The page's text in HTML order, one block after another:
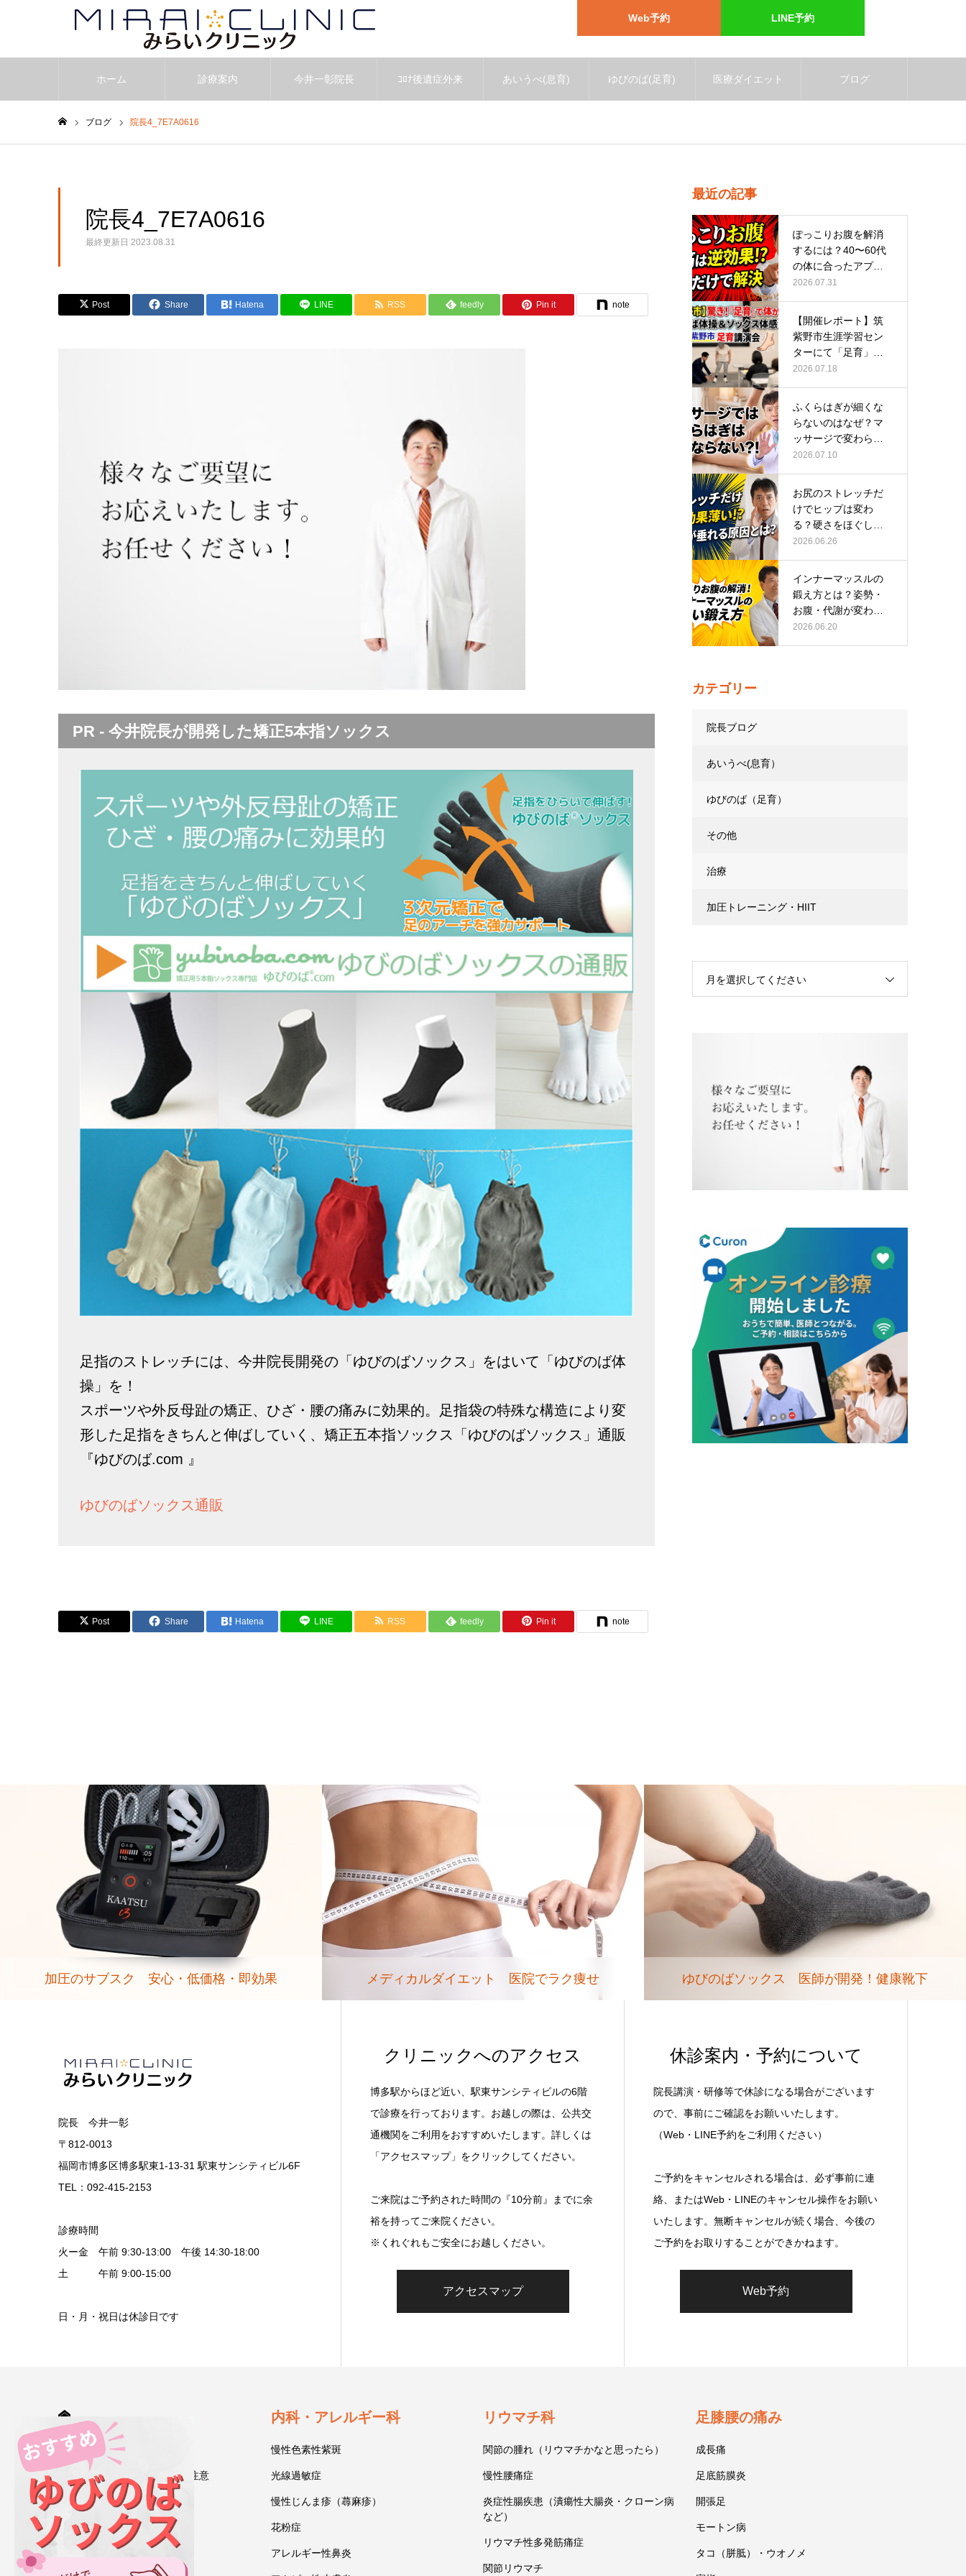
Web予約 LINE予約
ホーム 診療案内 今井一彰院長 ｺﾛﾅ後遺症外来 あいうべ(息育) ゆびのば(足育) 医療ダイエット ブログ
ブログ 院長4_7E7A0616
院長4_7E7A0616
最終更新日 2023.08.31
Post Share Hatena LINE RSS feedly Pin it note
PR - 今井院長が開発した矯正5本指ソックス
足指のストレッチには、今井院長開発の「ゆびのばソックス」をはいて「ゆびのば体
操」を！
スポーツや外反母趾の矯正、ひざ・腰の痛みに効果的。足指袋の特殊な構造により変
形した足指をきちんと伸ばしていく、矯正五本指ソックス「ゆびのばソックス」通販
『ゆびのば.com 』
ゆびのばソックス通販
Post Share Hatena LINE RSS feedly Pin it note
最近の記事
ぽっこりお腹を解消
するには？40〜60代
の体に合ったアプロ
ーチ
2026.07.31
【開催レポート】筑
紫野市生涯学習セン
ターにて「足育」講
演会に登壇し…
2026.07.18
ふくらはぎが細くな
らないのはなぜ？マ
ッサージで変わらな
い根本原因
2026.07.10
お尻のストレッチだ
けでヒップは変わ
る？硬さをほぐして
整える正しい方…
2026.06.26
インナーマッスルの
鍛え方とは？姿勢・
お腹・代謝が変わる
トレーニング…
2026.06.20
カテゴリー
院長ブログ
あいうべ(息育）
ゆびのば（足育）
その他
治療
加圧トレーニング・HIIT
月を選択してください
加圧のサブスク 安心・低価格・即効果 メディカルダイエット 医院でラク痩せ ゆびのばソックス 医師が開発！健康靴下
院長 今井一彰
〒812-0013
福岡市博多区博多駅東1-13-31 駅東サンシティビル6F
TEL：092-415-2153
診療時間
火ー金 午前 9:30-13:00 午後 14:30-18:00
土 午前 9:00-15:00
日・月・祝日は休診日です
クリニックへのアクセス
博多駅からほど近い、駅東サンシティビルの6階
で診療を行っております。お越しの際は、公共交
通機関をご利用をおすすめいたします。詳しくは
「アクセスマップ」をクリックしてください。
ご来院はご予約された時間の『10分前』までに余
裕を持ってご来院ください。
※くれぐれもご安全にお越しください。
アクセスマップ
休診案内・予約について
院長講演・研修等で休診になる場合がございます
ので、事前にご確認をお願いいたします。
（Web・LINE予約をご利用ください）
ご予約をキャンセルされる場合は、必ず事前に連
絡、またはWeb・LINEのキャンセル操作をお願い
いたします。無断キャンセルが続く場合、今後の
ご予約をお取りすることができかねます。
Web予約
診療案内
受診される方へ～初診時のご注意
今井一彰 院長紹介
あいうべ体操
ゆびのば体操
内科・アレルギー科
慢性色素性紫斑
光線過敏症
慢性じんま疹（蕁麻疹）
花粉症
アレルギー性鼻炎
リウマチ科
関節の腫れ（リウマチかなと思ったら）
慢性腰痛症
炎症性腸疾患（潰瘍性大腸炎・クローン病
など）
リウマチ性多発筋痛症
関節リウマチ
足膝腰の痛み
成長痛
足底筋膜炎
開張足
モートン病
タコ（胼胝）・ウオノメ